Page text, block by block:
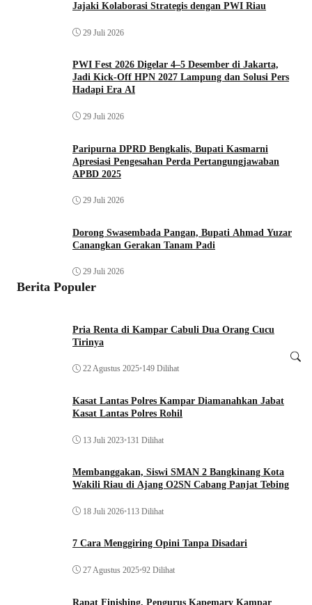
Jajaki Kolaborasi Strategis dengan PWI Riau
29 Juli 2026
PWI Fest 2026 Digelar 4–5 Desember di Jakarta,
Jadi Kick-Off HPN 2027 Lampung dan Solusi Pers
Hadapi Era AI
29 Juli 2026
Paripurna DPRD Bengkalis, Bupati Kasmarni
Apresiasi Pengesahan Perda Pertangungjawaban
APBD 2025
29 Juli 2026
Dorong Swasembada Pangan, Bupati Ahmad Yuzar
Canangkan Gerakan Tanam Padi
29 Juli 2026
Berita Populer
Pria Renta di Kampar Cabuli Dua Orang Cucu
Tirinya
22 Agustus 2025•149 Dilihat
Kasat Lantas Polres Kampar Diamanahkan Jabat
Kasat Lantas Polres Rohil
13 Juli 2023•131 Dilihat
Membanggakan, Siswi SMAN 2 Bangkinang Kota
Wakili Riau di Ajang O2SN Cabang Panjat Tebing
18 Juli 2026•113 Dilihat
7 Cara Menggiring Opini Tanpa Disadari
27 Agustus 2025•92 Dilihat
Rapat Finishing, Pengurus Kapemary Kampar